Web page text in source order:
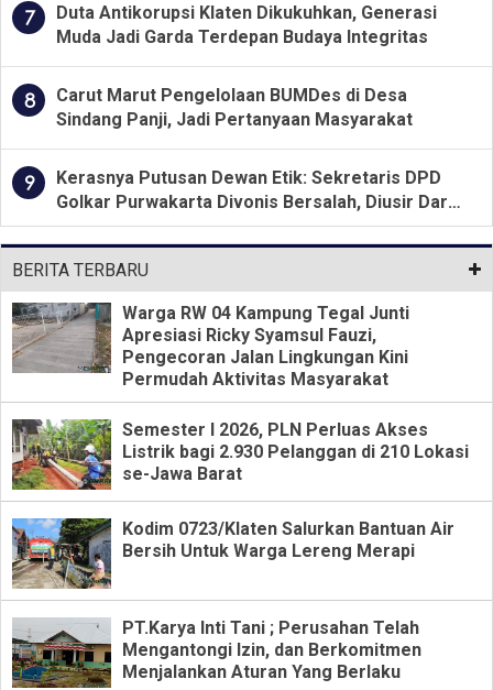
7
Duta Antikorupsi Klaten Dikukuhkan, Generasi
Muda Jadi Garda Terdepan Budaya Integritas
8
Carut Marut Pengelolaan BUMDes di Desa
Sindang Panji, Jadi Pertanyaan Masyarakat
9
Kerasnya Putusan Dewan Etik: Sekretaris DPD
Golkar Purwakarta Divonis Bersalah, Diusir Dari
Jabatan Selama Empat Tahun
BERITA TERBARU
Warga RW 04 Kampung Tegal Junti
Apresiasi Ricky Syamsul Fauzi,
Pengecoran Jalan Lingkungan Kini
Permudah Aktivitas Masyarakat
Semester I 2026, PLN Perluas Akses
Listrik bagi 2.930 Pelanggan di 210 Lokasi
se-Jawa Barat
Kodim 0723/Klaten Salurkan Bantuan Air
Bersih Untuk Warga Lereng Merapi
PT.Karya Inti Tani ; Perusahan Telah
Mengantongi Izin, dan Berkomitmen
Menjalankan Aturan Yang Berlaku